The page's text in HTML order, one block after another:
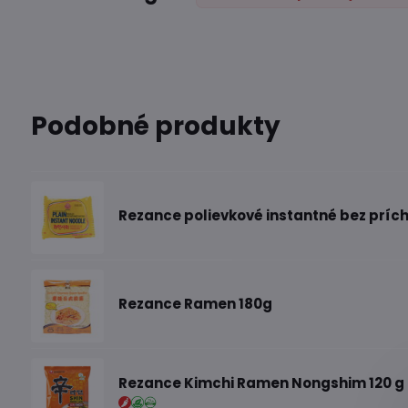
Podobné produkty
Rezance polievkové instantné bez
Rezance Ramen 180g
Rezance Kimchi Ramen Nongshim 120 g